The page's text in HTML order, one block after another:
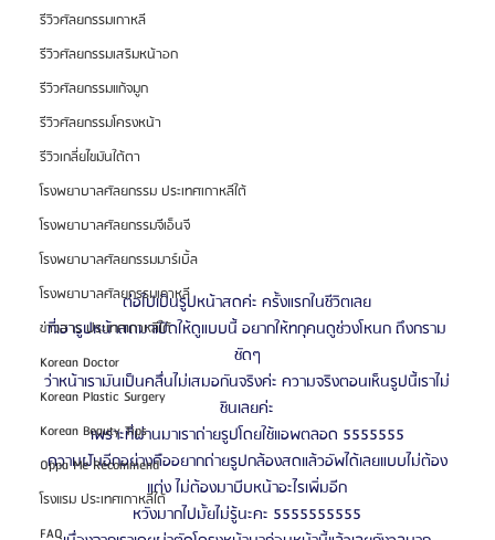
รีวิวศัลยกรรมเกาหลี
รีวิวศัลยกรรมเสริมหน้าอก
รีวิวศัลยกรรมแก้จมูก
รีวิวศัลยกรรมโครงหน้า
รีวิวเกลี่ยไขมันใต้ตา
โรงพยาบาลศัลยกรรม ประเทศเกาหลีใต้
โรงพยาบาลศัลยกรรมจีเอ็นจี
โรงพยาบาลศัลยกรรมมาร์เบิ้ล
โรงพยาบาลศัลยกรรมเกาหลี
ข่าวสาร ประเทศเกาหลีใต้
Korean Doctor
Korean Plastic Surgery
Korean Beauty Tips
Oppa Me Recommend
โรงแรม ประเทศเกาหลีใต้
FAQ
ต่อไปเป็นรูปหน้าสดค่ะ ครั้งแรกในชีวิตเลย
ที่เอารูปหน้าสดมาเปิดให้ดูแบบนี้ อยากให้ทกุคนดูช่วงโหนก ถึงกราม
ชัดๆ
ว่าหน้าเรามันเป็นคลื่นไม่เสมอกันจริงค่ะ ความจริงตอนเห็นรูปนี้เราไม่
ชินเลยค่ะ
เพราะที่ผ่านมาเราถ่ายรูปโดยใช้แอพตลอด 5555555
ความฝันอีกอย่างคืออยากถ่ายรูปกล้องสดแล้วอัพได้เลยแบบไม่ต้อง
แต่ง ไม่ต้องมาบีบหน้าอะไรเพิ่มอีก
หวังมากไปมั้ยไม่รู้นะคะ 5555555555